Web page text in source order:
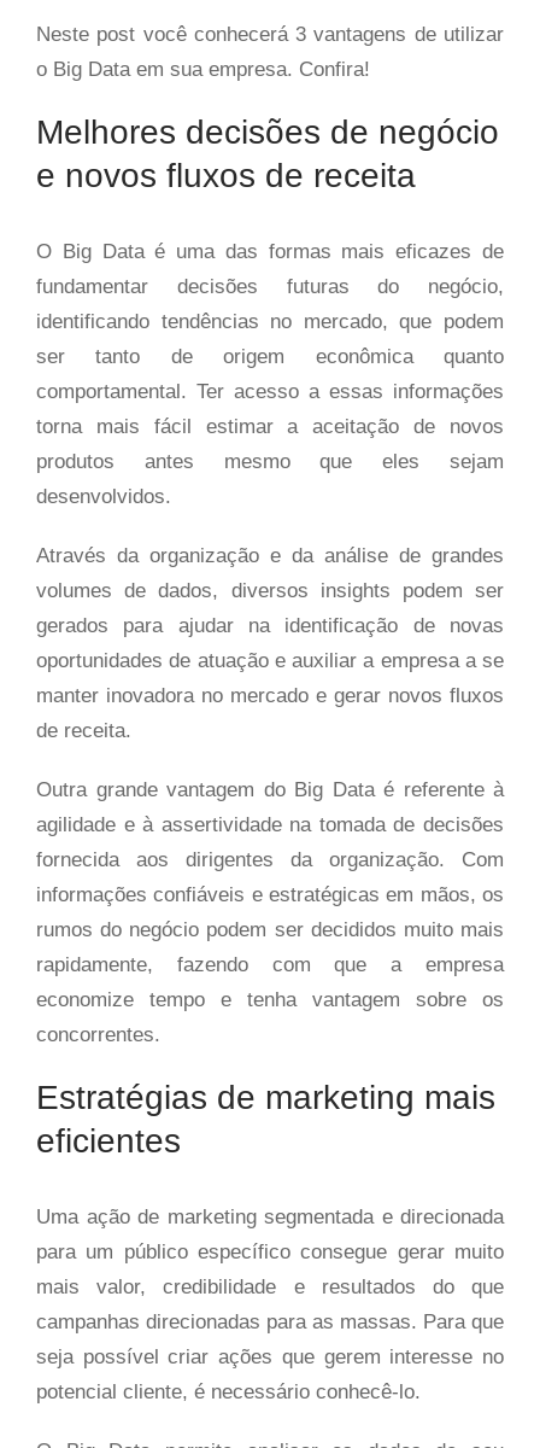
Neste post você conhecerá 3 vantagens de utilizar
o Big Data em sua empresa. Confira!
Melhores decisões de negócio
e novos fluxos de receita
O Big Data é uma das formas mais eficazes de
fundamentar decisões futuras do negócio,
identificando tendências no mercado, que podem
ser tanto de origem econômica quanto
comportamental. Ter acesso a essas informações
torna mais fácil estimar a aceitação de novos
produtos antes mesmo que eles sejam
desenvolvidos.
Através da organização e da análise de grandes
volumes de dados, diversos insights podem ser
gerados para ajudar na identificação de novas
oportunidades de atuação e auxiliar a empresa a se
manter inovadora no mercado e gerar novos fluxos
de receita.
Outra grande vantagem do Big Data é referente à
agilidade e à assertividade na tomada de decisões
fornecida aos dirigentes da organização. Com
informações confiáveis e estratégicas em mãos, os
rumos do negócio podem ser decididos muito mais
rapidamente, fazendo com que a empresa
economize tempo e tenha vantagem sobre os
concorrentes.
Estratégias de marketing mais
eficientes
Uma ação de marketing segmentada e direcionada
para um público específico consegue gerar muito
mais valor, credibilidade e resultados do que
campanhas direcionadas para as massas. Para que
seja possível criar ações que gerem interesse no
potencial cliente, é necessário conhecê-lo.